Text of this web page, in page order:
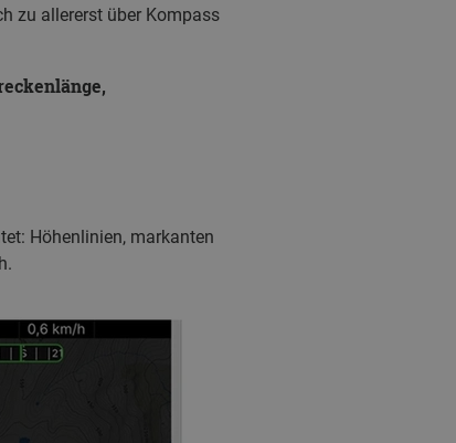
zu allererst über Kompass
Höhenlinien, markanten